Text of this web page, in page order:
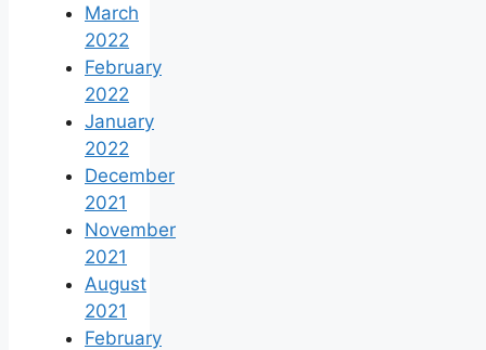
March
2022
February
2022
January
2022
December
2021
November
2021
August
2021
February